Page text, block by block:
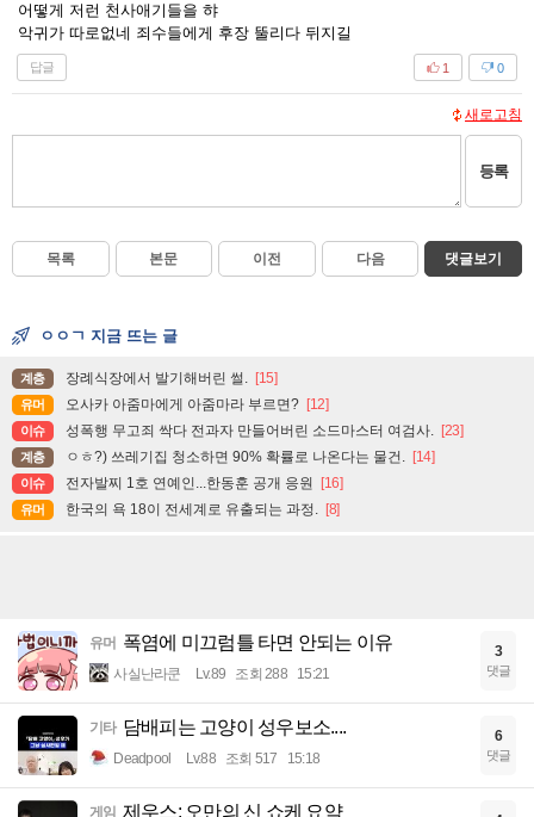
어떻게 저런 천사애기들을 햐
악귀가 따로없네 죄수들에게 후장 뚤리다 뒤지길
답글 0
1
새로고침
등록
목록 본문 이전 다음 댓글보기
ㅇㅇㄱ 지금 뜨는 글
계층 장례식장에서 발기해버린 썰. [15]
유머 오사카 아줌마에게 아줌마라 부르면? [12]
이슈 성폭행 무고죄 싹다 전과자 만들어버린 소드마스터 여검사. [23]
계층 ㅇㅎ?) 쓰레기집 청소하면 90% 확률로 나온다는 물건. [14]
이슈 전자발찌 1호 연예인...한동훈 공개 응원 [16]
유머 한국의 욕 18이 전세계로 유출되는 과정. [8]
유머 폭염에 미끄럼틀 타면 안되는 이유
사실난라쿤 Lv.89 조회 288 15:21
3
댓글
기타 담배피는 고양이 성우보소....
Deadpool Lv.88 조회 517 15:18
6
댓글
게임 제우스: 오만의 신 쇼케 요약